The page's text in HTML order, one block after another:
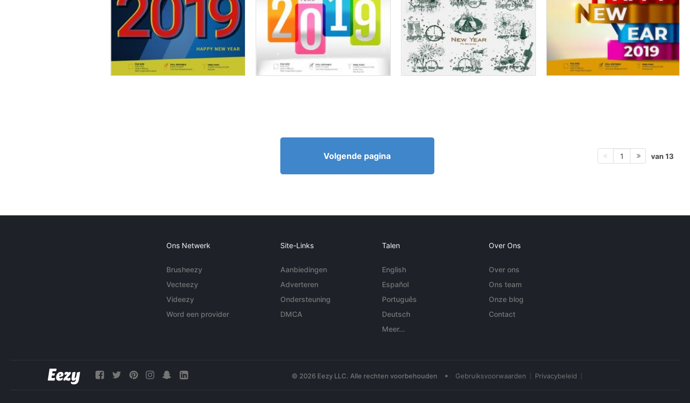
Volgende pagina 1 van 13
Ons Netwerk
Brusheezy
Vecteezy
Videezy
Word een provider
Site-Links
Aanbiedingen
Adverteren
Ondersteuning
DMCA
Talen
English
Español
Português
Deutsch
Meer...
Over Ons
Over ons
Ons team
Onze blog
Contact
© 2026 Eezy LLC. Alle rechten voorbehouden • Gebruiksvoorwaarden Privacybeleid